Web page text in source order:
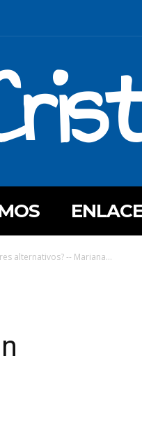
alternativos? -- Mariana...